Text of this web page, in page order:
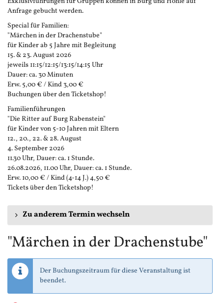
Anfrage gebucht werden.
Special für Familien:
"Märchen in der Drachenstube"
für Kinder ab 5 Jahre mit Begleitung
15. & 23. August 2026
jeweils 11:15/12:15/13:15/14:15 Uhr
Dauer: ca. 30 Minuten
Erw. 5,00 € / Kind 3,00 €
Buchungen über den Ticketshop!
Familienführungen
"Die Ritter auf Burg Rabenstein"
für Kinder von 5-10 Jahren mit Eltern
12., 20., 22. & 28. August
4. September 2026
11.30 Uhr, Dauer: ca. 1 Stunde.
26.08.2026, 11.00 Uhr, Dauer: ca. 1 Stunde.
Erw. 10,00 € / Kind (4-14 J.) 4,50 €
Tickets über den Ticketshop!
Zu anderem Termin wechseln
"Märchen in der Drachenstube"
Der Buchungszeitraum für diese Veranstaltung ist
beendet.